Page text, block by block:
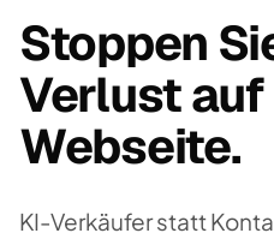
Stoppen
Verlust auf
Webseite.
KI-Verkäufer statt